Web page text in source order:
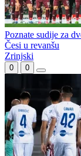
Karajlić i Dugme
(VIDEO)
koju smo imali u